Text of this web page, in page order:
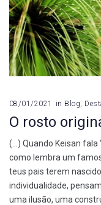
08/01/2021 in Blog
O rosto
(…) Quando Keisan fala
como lembra um
teus pais terem
individualidade,
uma ilusão, uma